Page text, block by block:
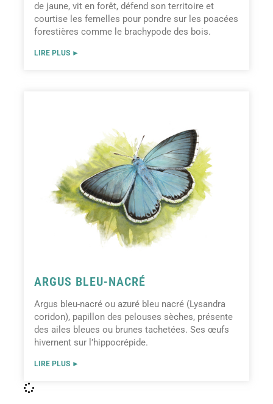
de jaune, vit en forêt, défend son territoire et
courtise les femelles pour pondre sur les poacées
forestières comme le brachypode des bois.
LIRE PLUS ►
ARGUS BLEU-NACRÉ
Argus bleu-nacré ou azuré bleu nacré (Lysandra
coridon), papillon des pelouses sèches, présente
des ailes bleues ou brunes tachetées. Ses œufs
hivernent sur l’hippocrépide.
LIRE PLUS ►